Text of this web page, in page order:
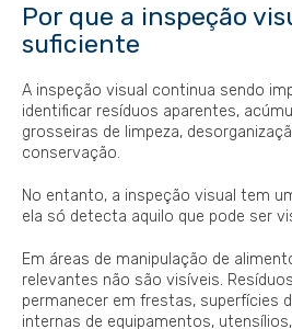
Por que a inspeção
suficiente
A inspeção visual continua sendo
identificar resíduos aparentes,
grosseiras de limpeza,
conservação.
No entanto, a inspeção visual tem
ela só detecta aquilo que pode ser
Em áreas de manipulação de
relevantes não são visíveis.
permanecer em frestas, superfícies
internas de equipamentos,